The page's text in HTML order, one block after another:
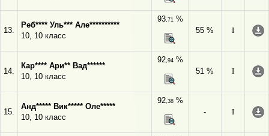
13.
Реб**** Уль*** Але**********
10, 10 класс
93,71%
55 %
I
14.
Кар**** Ари** Вад******
10, 10 класс
92,94%
51 %
I
15.
Анд***** Вик***** Оле*****
10, 10 класс
92,38%
-
I